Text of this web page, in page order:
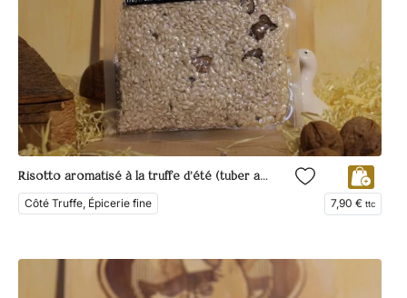
Risotto aromatisé à la truffe d’été (tuber aestivum, Vittad.)
Côté Truffe, Épicerie fine 7,90 € ttc